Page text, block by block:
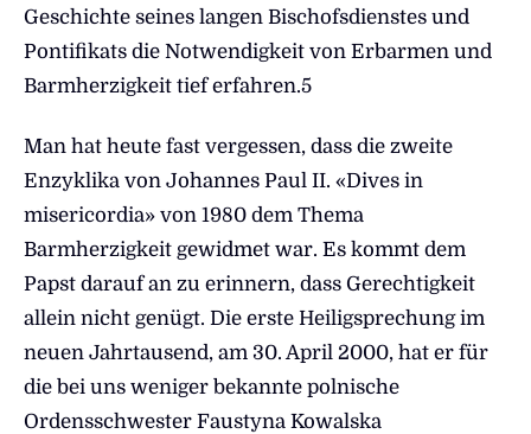
Geschichte seines langen Bischofsdienstes und
Pontifikats die Notwendigkeit von Erbarmen und
Barmherzigkeit tief erfahren.5
Man hat heute fast vergessen, dass die zweite
Enzyklika von Johannes Paul II. «Dives in
misericordia» von 1980 dem Thema
Barmherzigkeit gewidmet war. Es kommt dem
Papst darauf an zu erinnern, dass Gerechtigkeit
allein nicht genügt. Die erste Heiligsprechung im
neuen Jahrtausend, am 30. April 2000, hat er für
die bei uns weniger bekannte polnische
Ordensschwester Faustyna Kowalska